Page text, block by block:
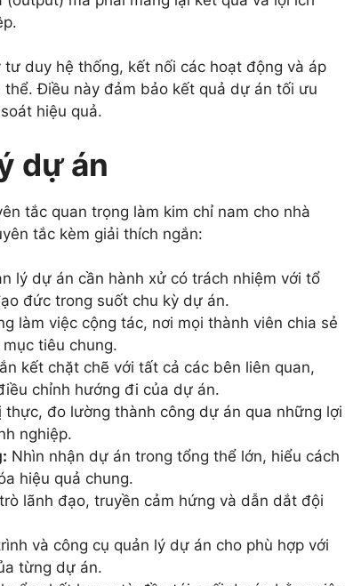
duy hệ thống, kết nối các hoạt động và áp
Điều này đảm bảo kết quả dự án tối ưu
hiệu quả.
dự án
tắc quan trọng làm kim chỉ nam cho nhà
tắc kèm giải thích ngắn:
lý dự án cần hành xử có trách nhiệm với tổ
đức trong suốt chu kỳ dự án.
làm việc cộng tác, nơi mọi thành viên chia sẻ
tiêu chung.
kết chặt chẽ với tất cả các bên liên quan,
chỉnh hướng đi của dự án.
thực, đo lường thành công dự án qua những lợi
nghiệp.
Nhìn nhận dự án trong tổng thể lớn, hiểu cách
hiệu quả chung.
lãnh đạo, truyền cảm hứng và dẫn dắt đội
và công cụ quản lý dự án cho phù hợp với
từng dự án.